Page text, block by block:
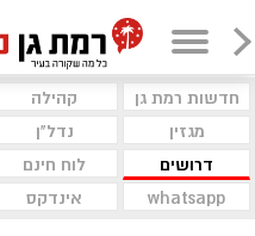
חדשות רמת גן קהילה
מגזין
נדל"ן
דרושים
לוח חינם
whatsapp
אינדקס